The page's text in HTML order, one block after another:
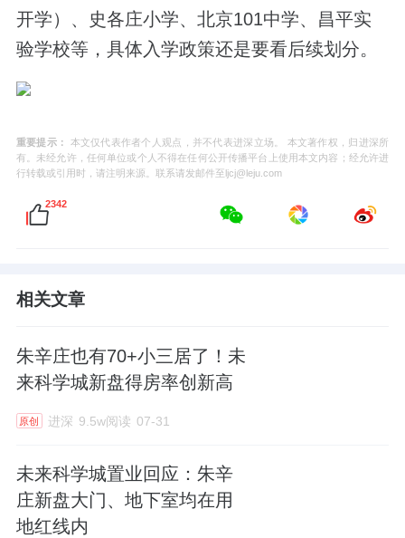
开学）、史各庄小学、北京101中学、昌平实
验学校等，具体入学政策还是要看后续划分。
重要提示：
本文仅代表作者个人观点，并不代表进深立场。 本文著作权，归进深所
有。未经允许，任何单位或个人不得在任何公开传播平台上使用本文内容；经允许进
行转载或引用时，请注明来源。联系请发邮件至ljcj@leju.com
2342
相关文章
朱辛庄也有70+小三居了！未
来科学城新盘得房率创新高
原创 进深 9.5w阅读 07-31
未来科学城置业回应：朱辛
庄新盘大门、地下室均在用
地红线内